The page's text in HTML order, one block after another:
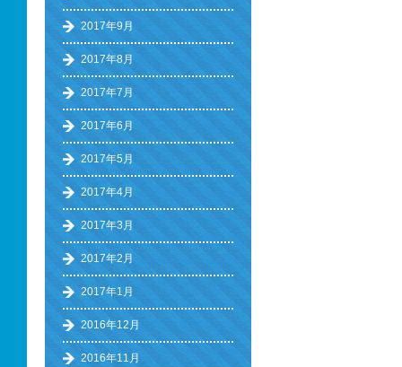
2017年9月
2017年8月
2017年7月
2017年6月
2017年5月
2017年4月
2017年3月
2017年2月
2017年1月
2016年12月
2016年11月